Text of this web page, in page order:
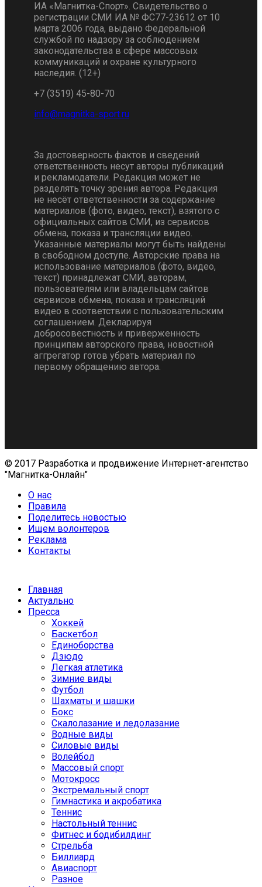
ИА «Магнитка-Спорт». Свидетельство о
регистрации СМИ ИА № ФС77-23612 от 10
марта 2006 года, выдано Федеральной
службой по надзору за соблюдением
законодательства в сфере массовых
коммуникаций и охране культурного
наследия. (12+)
+7 (3519) 45-80-70
За достоверность фактов и сведений
ответственность несут авторы публикаций
и рекламодатели. Редакция может не
разделять точку зрения автора. Редакция
не несёт ответственности за содержание
материалов (фото, видео, текст), взятого с
официальных сайтов СМИ, из сервисов
обмена, показа и трансляции видео.
Указанные материалы могут быть найдены
в свободном доступе. Авторские права на
использование материалов (фото, видео,
текст) принадлежат СМИ, авторам,
пользователям или владельцам сайтов
сервисов обмена, показа и трансляций
видео в соответствии с пользовательским
соглашением. Декларируя
добросовестность и приверженность
принципам авторского права, новостной
аггрегатор готов убрать материал по
первому обращению автора.
© 2017 Разработка и продвижение Интернет-агентство
"Магнитка-Онлайн"
О нас
Правила
Поделитесь новостью
Ищем волонтеров
Реклама
Контакты
Главная
Актуально
Пресса
Хоккей
Баскетбол
Единоборства
Дзюдо
Легкая атлетика
Зимние виды
Футбол
Шахматы и шашки
Бокс
Скалолазание и ледолазание
Водные виды
Силовые виды
Волейбол
Массовый спорт
Мотокросс
Экстремальный спорт
Гимнастика и акробатика
Теннис
Настольный теннис
Фитнес и бодибилдинг
Стрельба
Биллиард
Авиаспорт
Разное